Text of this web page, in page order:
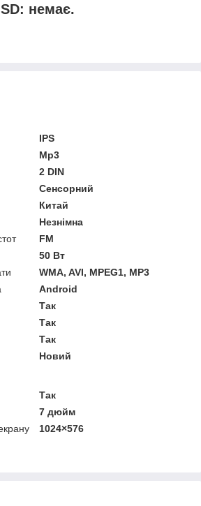
немає.
IPS
Mp3
2 DIN
Сенсорний
Китай
Незнімна
FM
50 Вт
WMA, AVI, MPEG1, MP3
Android
Так
Так
Так
Новий
Так
7 дюйм
1024×576